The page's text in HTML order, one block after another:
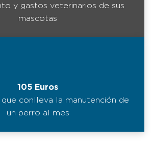
y gastos veterinarios de sus
mascotas
105 Euros
conlleva la manutención de
un perro al mes